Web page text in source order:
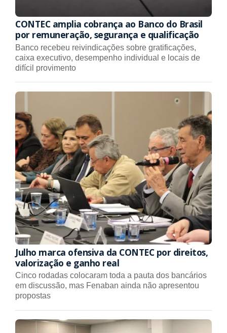
CONTEC amplia cobrança ao Banco do Brasil
por remuneração, segurança e qualificação
Banco recebeu reivindicações sobre gratificações,
caixa executivo, desempenho individual e locais de
difícil provimento
Julho marca ofensiva da CONTEC por direitos,
valorização e ganho real
Cinco rodadas colocaram toda a pauta dos bancários
em discussão, mas Fenaban ainda não apresentou
propostas